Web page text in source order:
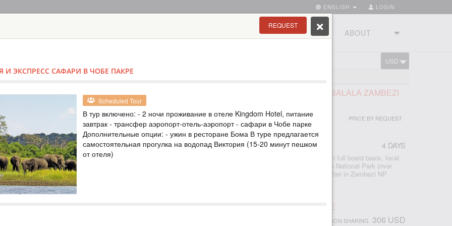
LOGIN
ENGLISH
TOURSTUDIO ABOUT
USD
VICTORIA FALLS TOUR AND SAFARI AT IMBALALA ZAMBEZI
PRICE BY REQUEST
ZIMBABWE
4 DAYS
Safari
Included: - 3 nights accommodation at Imbalala Lodge on full board basis, local
drinks - all transfers - Victoria Falls visit - Full day Chobe National Park (river
safari, lunch and game drive) - morning and afternoon safari in Zambezi NP
ТУР НА ВОДОПАД ВИКТОРИЯ, ЗИМБАБВЕ
PERSON SHARING 306 USD
REQUEST
ЭКСПРЕСС САФАРИ В ЧОБЕ ПАКРЕ
Scheduled Tour
В тур включено: - 2 ночи проживание в отеле Kingdom Hotel, питание
завтрак - трансфер аэропорт-отель-аэропорт - сафари в Чобе парке
Дополнительные опции: - ужин в ресторане Бома В туре предлагается
самостоятельная прогулка на водопад Виктория (15-20 минут пешком
от отеля)